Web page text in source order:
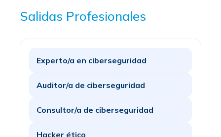
Salidas Profesionales
Experto/a en ciberseguridad
Auditor/a de ciberseguridad
Consultor/a de ciberseguridad
Hacker ético